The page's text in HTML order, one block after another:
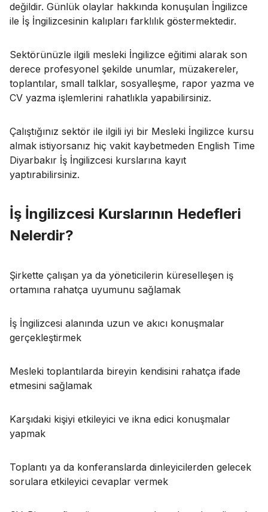
değildir. Günlük olaylar hakkında konuşulan İngilizce
ile İş İngilizcesinin kalıpları farklılık göstermektedir.
Sektörünüzle ilgili mesleki İngilizce eğitimi alarak son
derece profesyonel şekilde unumlar, müzakereler,
toplantılar, small talklar, sosyalleşme, rapor yazma ve
CV yazma işlemlerini rahatlıkla yapabilirsiniz.
Çalıştığınız sektör ile ilgili iyi bir Mesleki İngilizce kursu
almak istiyorsanız hiç vakit kaybetmeden English Time
Diyarbakır İş İngilizcesi kurslarına kayıt
yaptırabilirsiniz.
İş İngilizcesi Kurslarının Hedefleri
Nelerdir?
Şirkette çalışan ya da yöneticilerin küreselleşen iş
ortamına rahatça uyumunu sağlamak
İş İngilizcesi alanında uzun ve akıcı konuşmalar
gerçekleştirmek
Mesleki toplantılarda bireyin kendisini rahatça ifade
etmesini sağlamak
Karşıdaki kişiyi etkileyici ve ikna edici konuşmalar
yapmak
Toplantı ya da konferanslarda dinleyicilerden gelecek
sorulara etkileyici cevaplar vermek